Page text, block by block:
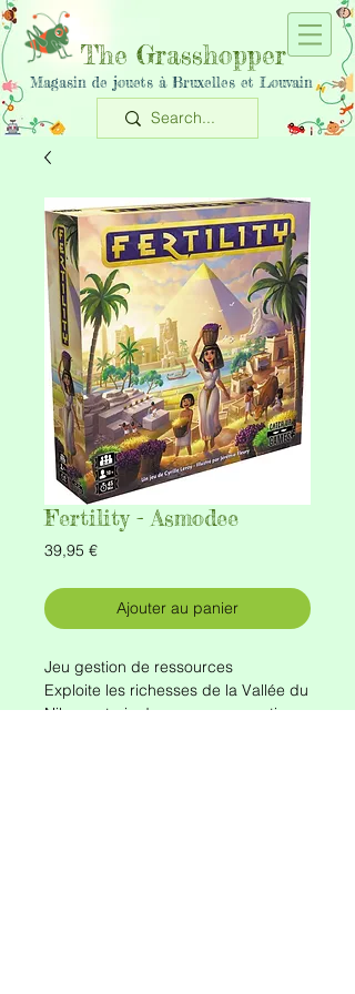
The Grasshopper
Magasin de jouets à Bruxelles et Louvain
Fertility - Asmodee
39,95 €Prix
Ajouter au panier
Jeu gestion de ressources
Exploite les richesses de la Vallée du
Nil, construis de nouveaux quartiers